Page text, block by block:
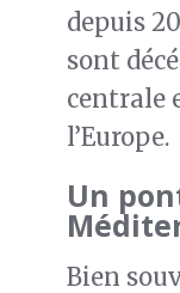
depuis
sont
centrale
l’Europe.
Un
Bien